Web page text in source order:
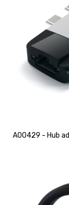
A00429 - Hub